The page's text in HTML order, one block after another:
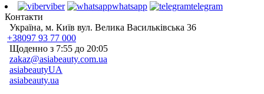
viber whatsapp
telegram
Контакти
Україна, м. Київ вул. Велика Васильківська 36
+38097 93 77 000
Щоденно з 7:55 до 20:05
zakaz@asiabeauty.com.ua
asiabeautyUA
asiabeauty.ua